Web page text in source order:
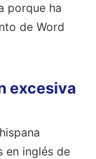
porque ha
de Word
excesiva
en inglés de